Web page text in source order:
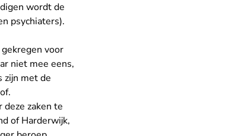
wordt de
psychiaters).
voor
niet mee eens,
zijn met de
zaken te
of Harderwijk,